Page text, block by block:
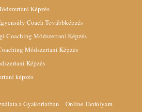
Képzés
Coach Továbbképzés
Coaching Módszertani Képzés
Módszertani Képzés
Képzés
képzés
a Gyakorlatban – Online Tanfolyam